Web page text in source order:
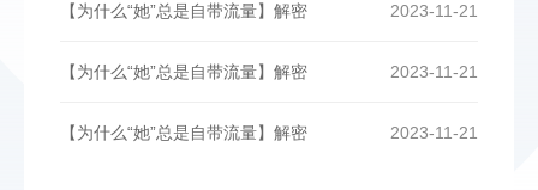
2023-11-21
【为什么“她”总是自带流量】解密
2023-11-21
【为什么“她”总是自带流量】解密
2023-11-21
【为什么“她”总是自带流量】解密